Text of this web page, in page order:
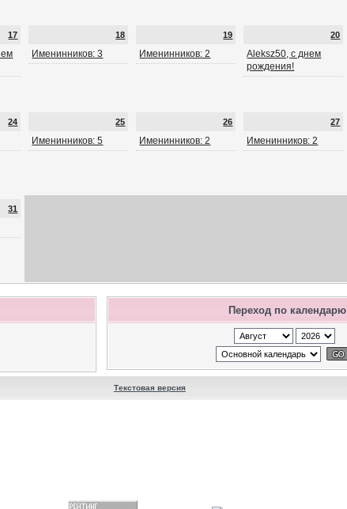
17 18
Именинников: 3
19
Именинников: 2
20
Aleksz50, с днем
рождения!
24 25
Именинников: 5
26
Именинников: 2
27
Именинников: 2
31
Переход по календарю
Текстовая версия